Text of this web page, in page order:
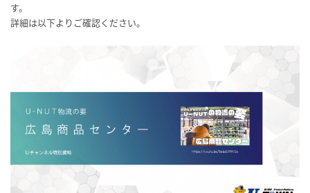
す。
詳細は以下よりご確認ください。